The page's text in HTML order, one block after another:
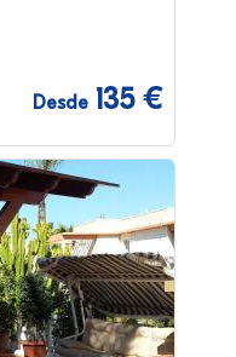
Desde 135 €